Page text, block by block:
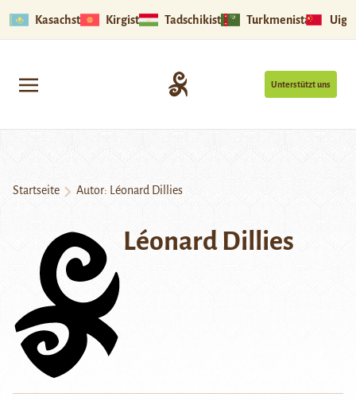
Kasachstan Kirgistan Tadschikistan Turkmenistan
Unterstützt uns
Startseite Autor: Léonard Dillies
Léonard Dillies